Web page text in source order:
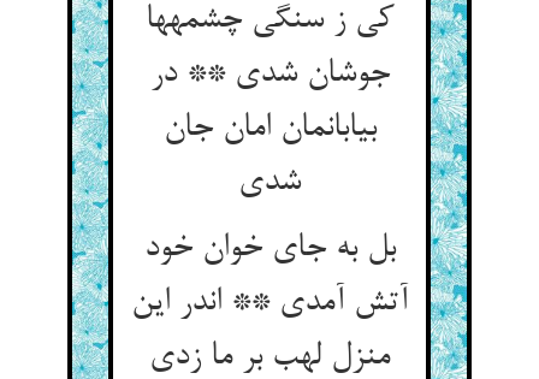
کی ز سنگی چشمه‏ها
جوشان شدی ** در
بیابان‏مان امان جان
شدی‏
بل به جای خوان خود
آتش آمدی ** اندر این
منزل لهب بر ما زدی‏